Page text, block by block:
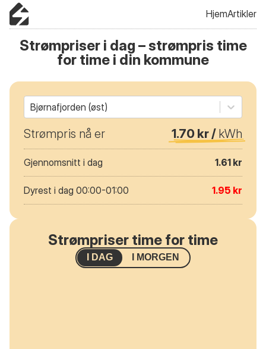
HjemArtikler
Strømpriser i dag – strømpris time
for time i din kommune
Bjørnafjorden (øst)
Strømpris nå er 1.70 kr / kWh
Gjennomsnitt i dag 1.61 kr
Dyrest i dag 00:00-01:00 1.95 kr
Strømpriser time for time
I DAG I MORGEN